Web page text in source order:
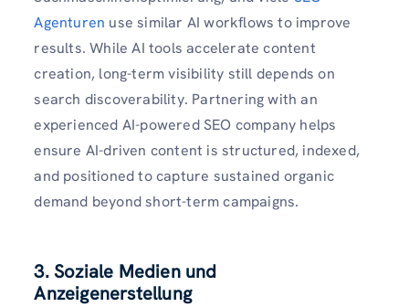
Agenturen use similar AI workflows to improve
results. While AI tools accelerate content
creation, long-term visibility still depends on
search discoverability. Partnering with an
experienced AI-powered SEO company helps
ensure AI-driven content is structured, indexed,
and positioned to capture sustained organic
demand beyond short-term campaigns.
3. Soziale Medien und
Anzeigenerstellung